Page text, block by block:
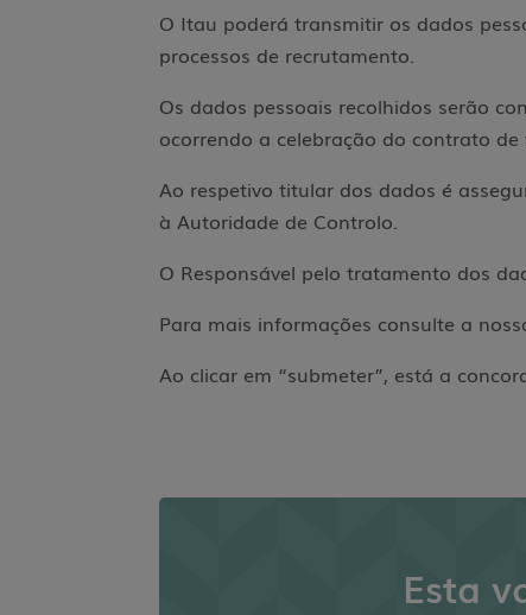
O Itau poderá transmitir os dados
processos de recrutamento.
Os dados pessoais recolhidos serão
ocorrendo a celebração do contrato
Ao respetivo titular dos dados é
à Autoridade de Controlo.
O Responsável pelo tratamento dos
Para mais informações consulte a
Ao clicar em “submeter”, está a
Esta